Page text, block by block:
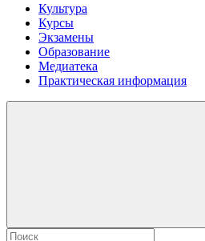
Культура
Курсы
Экзамены
Образование
Медиатека
Практическая информация